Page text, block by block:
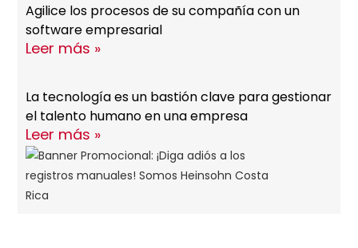
Agilice los procesos de su compañía con un
software empresarial
Leer más »
La tecnología es un bastión clave para gestionar
el talento humano en una empresa
Leer más »